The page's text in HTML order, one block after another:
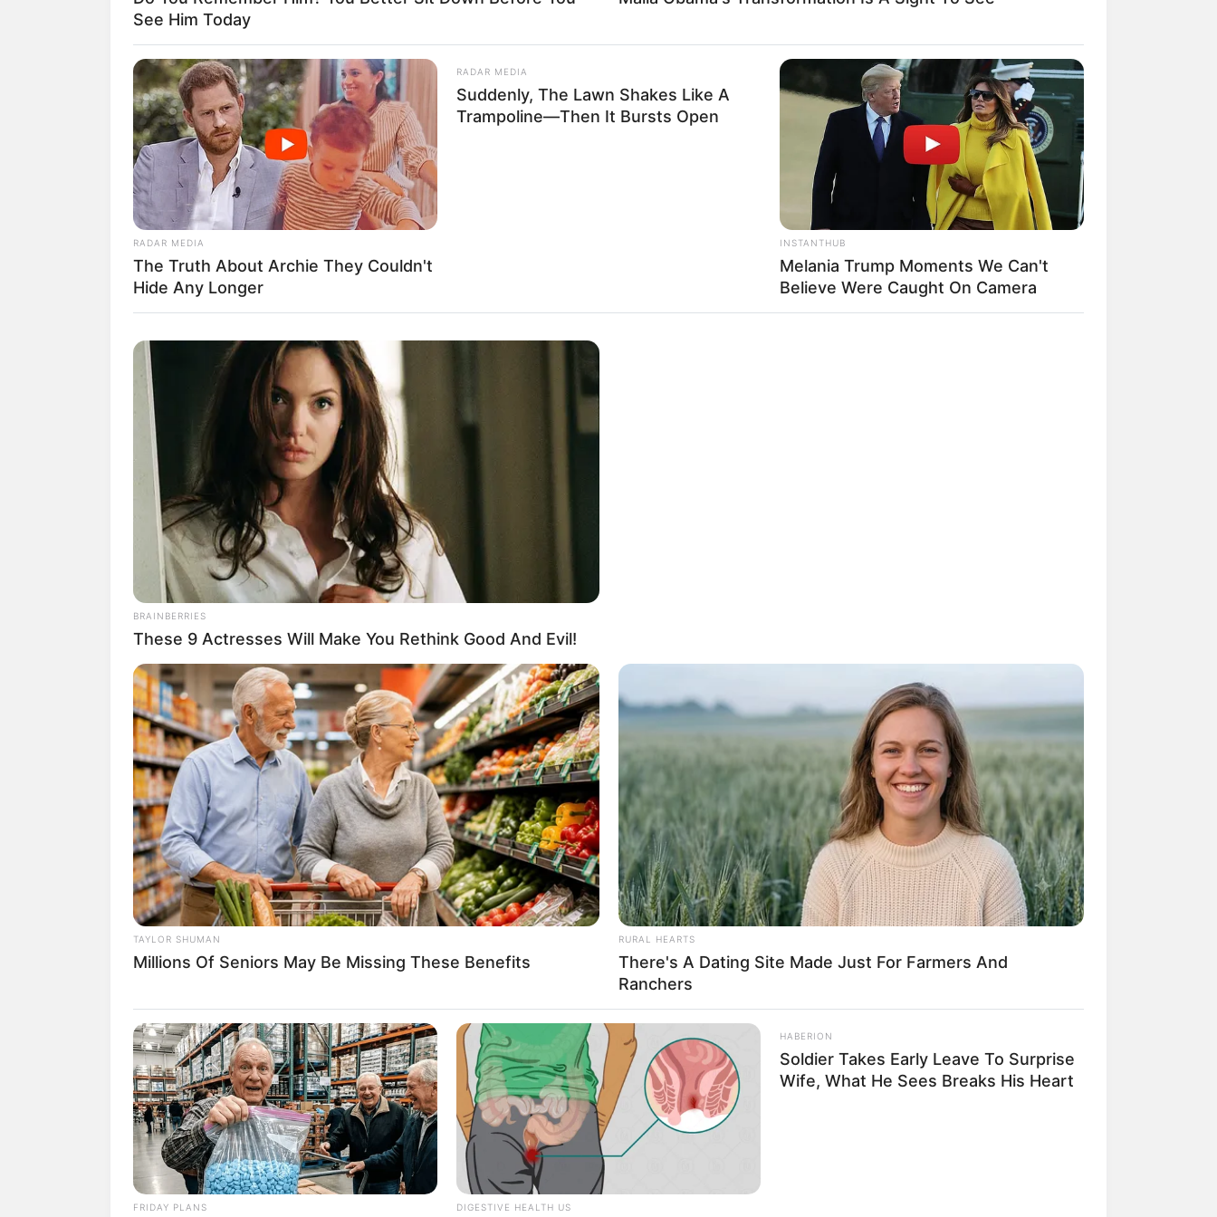
Quermania folgen: Impressum & Kontakt
Auf Quermania werben
Suchen:
Auf einigen Seiten dieses Projektes sind Affiliate-Angebote integriert. Wenn etwas darüber gebucht oder gekauft wird, ist das
eine Unterstützung, ohne dass sich dadurch der Preis ändert.
See Him Today
RADAR MEDIA
The Truth About Archie They Couldn't
Hide Any Longer
RADAR MEDIA
Suddenly, The Lawn Shakes Like A
Trampoline—Then It Bursts Open
INSTANTHUB
Melania Trump Moments We Can't
Believe Were Caught On Camera
BRAINBERRIES
These 9 Actresses Will Make You Rethink Good And Evil!
TAYLOR SHUMAN
Millions Of Seniors May Be Missing These Benefits
RURAL HEARTS
There's A Dating Site Made Just For Farmers And
Ranchers
FRIDAY PLANS DIGESTIVE HEALTH US
HABERION
Soldier Takes Early Leave To Surprise
Wife, What He Sees Breaks His Heart